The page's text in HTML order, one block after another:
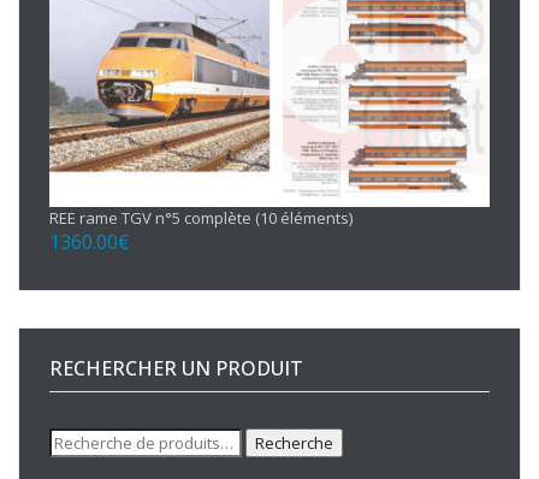
REE rame TGV n°5 complète (10 éléments)
1360.00€
RECHERCHER UN PRODUIT
Recherche
pour :
Recherche